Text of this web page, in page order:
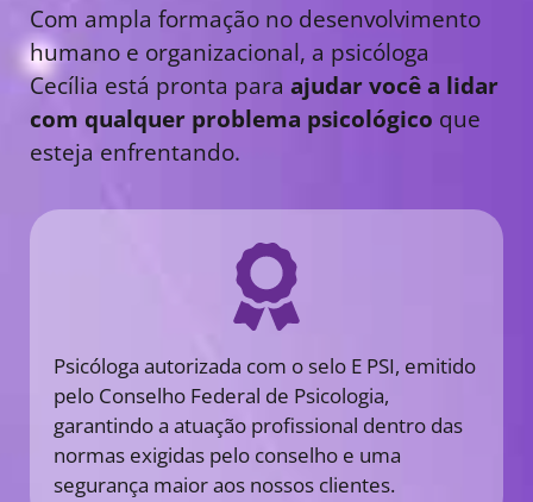
Com ampla formação no desenvolvimento
humano e organizacional, a psicóloga
Cecília está pronta para ajudar você a lidar
com qualquer problema psicológico que
esteja enfrentando.
Psicóloga autorizada com o selo E PSI, emitido
pelo Conselho Federal de Psicologia,
garantindo a atuação profissional dentro das
normas exigidas pelo conselho e uma
segurança maior aos nossos clientes.